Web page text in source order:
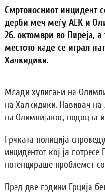
Смртоносниот инцидент
дерби меч меѓу АЕК и
26. октомври во Пиреја,
местото каде се играл
Халкидики.
Млади хулигани на
на Халкидики. Навивач
на Олимпијакос, подоцна
Грчката полиција
инцидентот кој ја
потенцираше проблемот
Пред две години Грција